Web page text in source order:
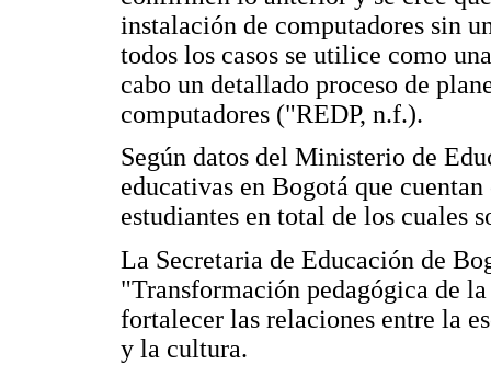
instalación de computadores sin
todos los casos se utilice como
cabo un detallado proceso de
computadores ("REDP, n.f.).
Según datos del Ministerio de
educativas en Bogotá que
estudiantes en total de los cuales
La Secretaria de Educación de
"Transformación pedagógica de
fortalecer las relaciones entre la
y la cultura.